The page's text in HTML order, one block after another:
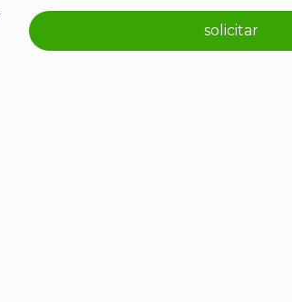
solicitar